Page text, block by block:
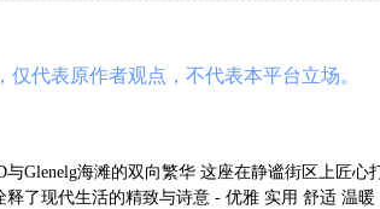
仅代表原作者观点，不代表本平台立场。
Glenelg海滩的双向繁华 这座在静谧街区上匠
了现代生活的精致与诗意 - 优雅 实用 舒适 温暖